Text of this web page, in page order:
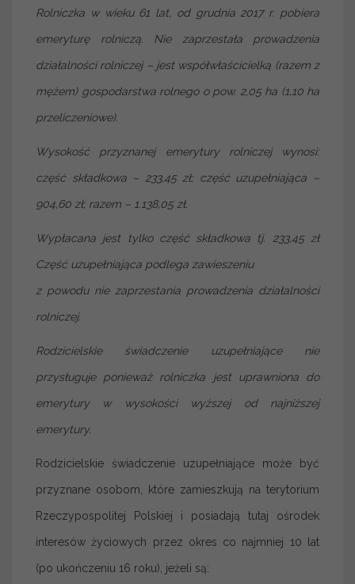
Rolniczka w wieku 61 lat, od grudnia 2017 r. pobiera
emeryturę rolniczą. Nie zaprzestała prowadzenia
działalności rolniczej – jest współwłaścicielką (razem z
mężem) gospodarstwa rolnego o pow. 2,05 ha (1,10 ha
przeliczeniowe).
Wysokość przyznanej emerytury rolniczej wynosi:
część składkowa – 233,45 zł; część uzupełniająca –
904,60 zł; razem – 1.138,05 zł.
Wypłacana jest tylko część składkowa tj. 233,45 zł
Część uzupełniająca podlega zawieszeniu
z powodu nie zaprzestania prowadzenia działalności
rolniczej.
Rodzicielskie świadczenie uzupełniające nie
przysługuje ponieważ rolniczka jest uprawniona do
emerytury w wysokości wyższej od najniższej
emerytury.
Rodzicielskie świadczenie uzupełniające może być
przyznane osobom, które zamieszkują na terytorium
Rzeczypospolitej Polskiej i posiadają tutaj ośrodek
interesów życiowych przez okres co najmniej 10 lat
(po ukończeniu 16 roku), jeżeli są: